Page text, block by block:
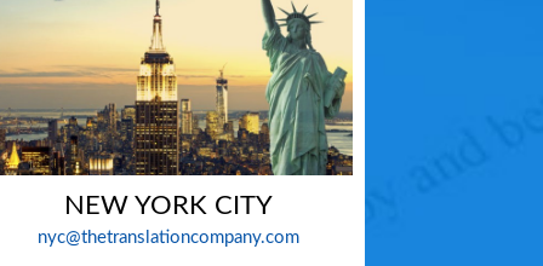
NEW YORK CITY
nyc@thetranslationcompany.com